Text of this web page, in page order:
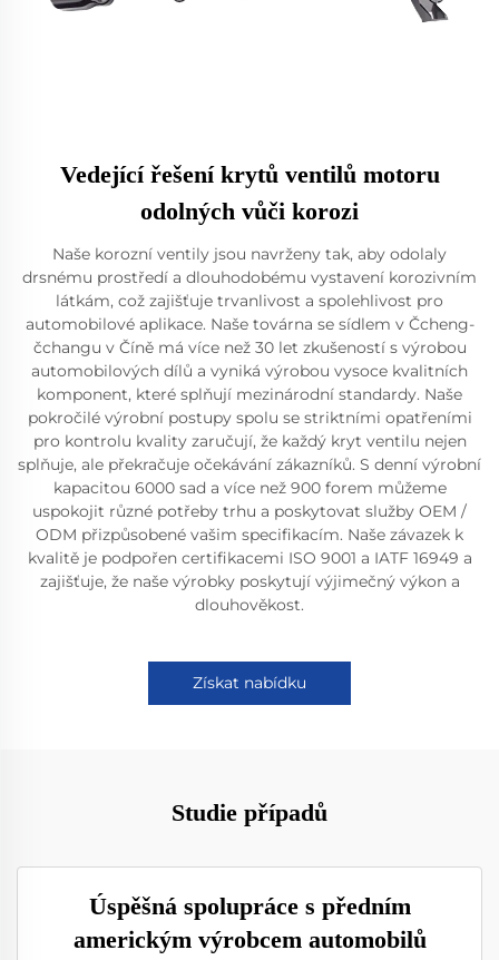
Vedející řešení krytů ventilů motoru
odolných vůči korozi
Naše korozní ventily jsou navrženy tak, aby odolaly
drsnému prostředí a dlouhodobému vystavení korozivním
látkám, což zajišťuje trvanlivost a spolehlivost pro
automobilové aplikace. Naše továrna se sídlem v Čcheng-
čchangu v Číně má více než 30 let zkušeností s výrobou
automobilových dílů a vyniká výrobou vysoce kvalitních
komponent, které splňují mezinárodní standardy. Naše
pokročilé výrobní postupy spolu se striktními opatřeními
pro kontrolu kvality zaručují, že každý kryt ventilu nejen
splňuje, ale překračuje očekávání zákazníků. S denní výrobní
kapacitou 6000 sad a více než 900 forem můžeme
uspokojit různé potřeby trhu a poskytovat služby OEM /
ODM přizpůsobené vašim specifikacím. Naše závazek k
kvalitě je podpořen certifikacemi ISO 9001 a IATF 16949 a
zajišťuje, že naše výrobky poskytují výjimečný výkon a
dlouhověkost.
Získat nabídku
Studie případů
Úspěšná spolupráce s předním
americkým výrobcem automobilů